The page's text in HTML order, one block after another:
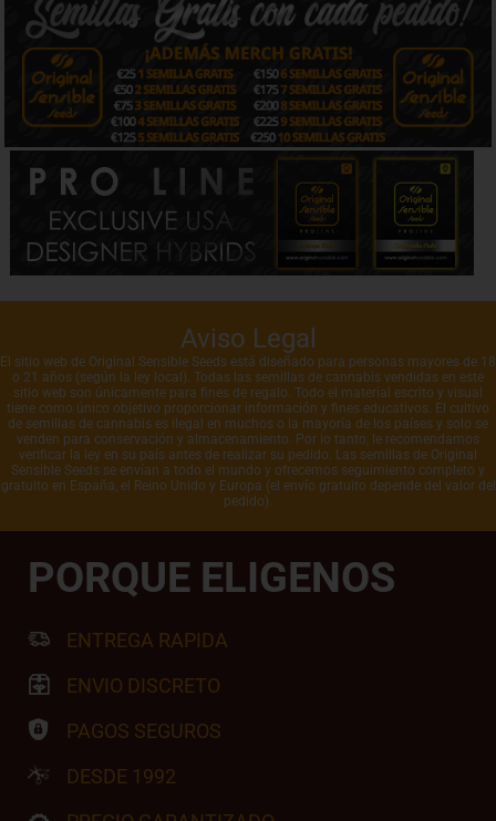
Aviso Legal
El sitio web de Original Sensible Seeds está diseñado para personas mayores de 18
o 21 años (según la ley local). Todas las semillas de cannabis vendidas en este
sitio web son únicamente para fines de regalo. Todo el material escrito y visual
tiene como único objetivo proporcionar información y fines educativos. El cultivo
de semillas de cannabis es ilegal en muchos o la mayoría de los países y solo se
venden para conservación y almacenamiento. Por lo tanto, le recomendamos
verificar la ley en su país antes de realizar su pedido. Las semillas de Original
Sensible Seeds se envían a todo el mundo y ofrecemos seguimiento completo y
gratuito en España, el Reino Unido y Europa (el envío gratuito depende del valor del
pedido).
PORQUE ELIGENOS
ENTREGA RAPIDA
ENVIO DISCRETO
PAGOS SEGUROS
DESDE 1992